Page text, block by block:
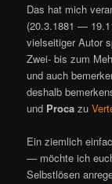
Das hat mich
(20.3.1881 —
vielseitiger Autor
Zwei- bis zum
und auch
deshalb
und Proca zu
Ein ziemlich
— möchte ich
Selbstlösen